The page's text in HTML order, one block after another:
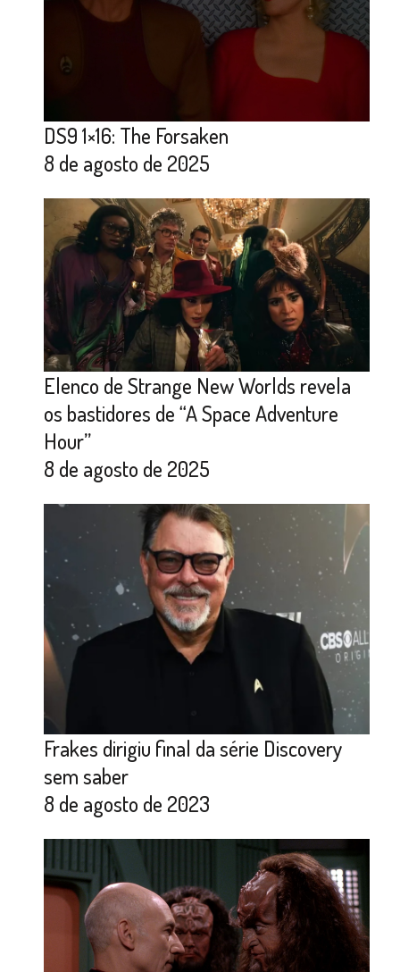
DS9 1×16: The Forsaken
8 de agosto de 2025
Elenco de Strange New Worlds revela
os bastidores de “A Space Adventure
Hour”
8 de agosto de 2025
Frakes dirigiu final da série Discovery
sem saber
8 de agosto de 2023